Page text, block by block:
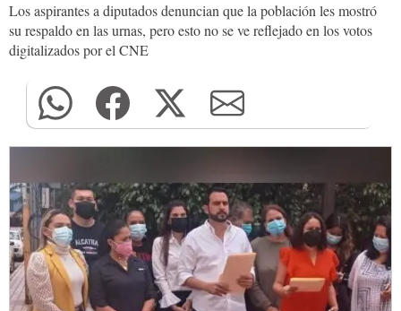
Los aspirantes a diputados denuncian que la población les mostró
su respaldo en las urnas, pero esto no se ve reflejado en los votos
digitalizados por el CNE